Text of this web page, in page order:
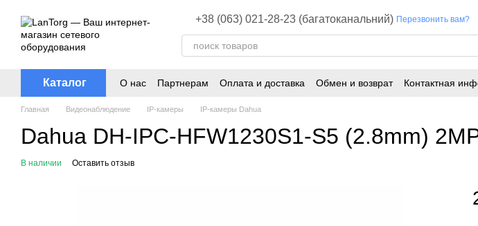
+38 (063) 021-28-23 (багатоканальний) Перезвонить вам?
Каталог О нас Партнерам Оплата и доставка Обмен и возврат Контактная
Главная Видеонаблюдение ІР-камеры ІР-камеры Dahua
Dahua DH-IPC-HFW1230S1-S5 (2.8mm)
В наличии Оставить отзыв